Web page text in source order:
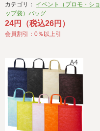
カテゴリ： イベント（プロモ・ショ
ップ袋）バッグ
24円（税込26円）
会員割引：0％以上引